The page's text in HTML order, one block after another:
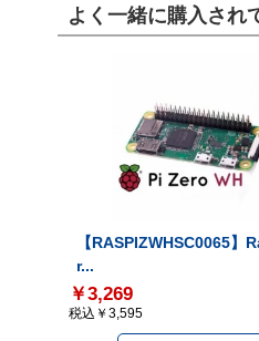
よく一緒に購入され
【RASPIZWHSC0065】
r...
￥3,269
税込￥3,595